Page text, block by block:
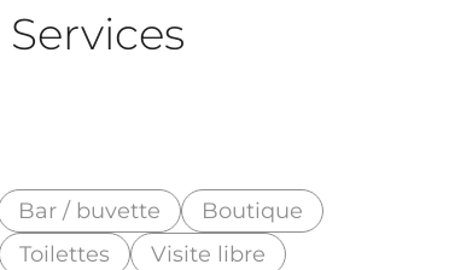
Services
Bar / buvette
Boutique
Toilettes
Visite libre